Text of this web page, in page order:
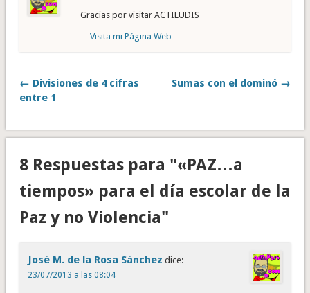
Gracias por visitar ACTILUDIS
Visita mi Página Web
← Divisiones de 4 cifras
entre 1
Sumas con el dominó →
8 Respuestas para "«PAZ…a
tiempos» para el día escolar de la
Paz y no Violencia"
José M. de la Rosa Sánchez dice:
23/07/2013 a las 08:04